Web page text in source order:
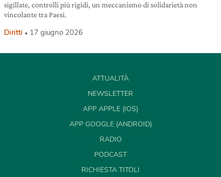
sigillate, controlli più rigidi, un meccanismo di solidarietà non
vincolante tra Paesi.
Diritti 17 giugno 2026
ATTUALITÀ
NEWSLETTER
APP APPLE (IOS)
APP GOOGLE (ANDROID)
RADIO
PODCAST
RICHIESTA TITOLI